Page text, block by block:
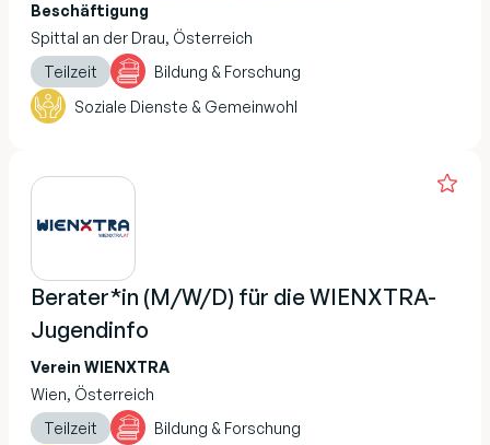
Beschäftigung
Spittal an der Drau, Österreich
Teilzeit
Bildung & Forschung
Soziale Dienste & Gemeinwohl
Berater*in (M/W/D) für die WIENXTRA-
Jugendinfo
Verein WIENXTRA
Wien, Österreich
Teilzeit
Bildung & Forschung